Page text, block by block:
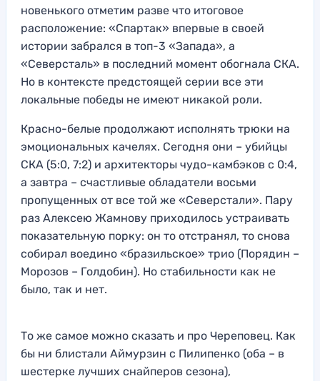
новенького отметим разве что итоговое
расположение: «Спартак» впервые в своей
истории забрался в топ-3 «Запада», а
«Северсталь» в последний момент обогнала СКА.
Но в контексте предстоящей серии все эти
локальные победы не имеют никакой роли.
Красно-белые продолжают исполнять трюки на
эмоциональных качелях. Сегодня они – убийцы
СКА (5:0, 7:2) и архитекторы чудо-камбэков с 0:4,
а завтра – счастливые обладатели восьми
пропущенных от все той же «Северстали». Пару
раз Алексею Жамнову приходилось устраивать
показательную порку: он то отстранял, то снова
собирал воедино «бразильское» трио (Порядин –
Морозов – Голдобин). Но стабильности как не
было, так и нет.
То же самое можно сказать и про Череповец. Как
бы ни блистали Аймурзин с Пилипенко (оба – в
шестерке лучших снайперов сезона),